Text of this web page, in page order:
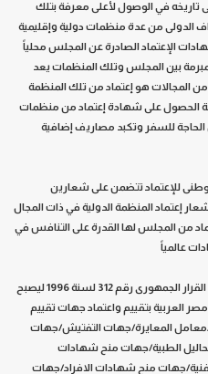
في الوصول لأعلى معرفة بتلك
الدولى من عدة منظمات دولية وإقليمية
الإعتماد الصادرة عن المجلس محلياً
بين المجلس وتلك المنظمات يعد
المجالات هو إعتماد من تلك المنظمة
الحصول على شهادة إعتماد من منظمات
للسفر وتكبد مصاريف إضافية
للإعتماد تتضمن على شعارين
إعتماد المنظمة الدولية في ذات المجال
من المجلس لها القدرة على التنافس في
عالمياً
رقم 312 لسنة 1996
ليصبح
العربية بتقييم واعتماد جهات تقييم
معامل المعايرة/جهات التفتيش/جهات
الطبية/جهات منح شهادات
جهات منح شهادات الافراد/جهات